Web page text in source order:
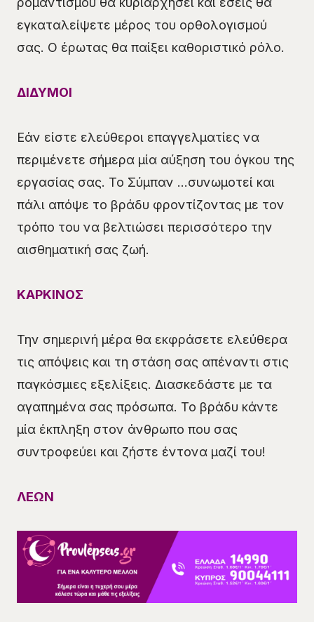
εγκαταλείψετε μέρος του ορθολογισμού
σας. Ο έρωτας θα παίξει καθοριστικό ρόλο.
ΔΙΔΥΜΟΙ
Εάν είστε ελεύθεροι επαγγελματίες να
περιμένετε σήμερα μία αύξηση του όγκου της
εργασίας σας. Το Σύμπαν …συνωμοτεί και
πάλι απόψε το βράδυ φροντίζοντας με τον
τρόπο του να βελτιώσει περισσότερο την
αισθηματική σας ζωή.
ΚΑΡΚΙΝΟΣ
Την σημερινή μέρα θα εκφράσετε ελεύθερα
τις απόψεις και τη στάση σας απέναντι στις
παγκόσμιες εξελίξεις. Διασκεδάστε με τα
αγαπημένα σας πρόσωπα. Το βράδυ κάντε
μία έκπληξη στον άνθρωπο που σας
συντροφεύει και ζήστε έντονα μαζί του!
ΛΕΩΝ